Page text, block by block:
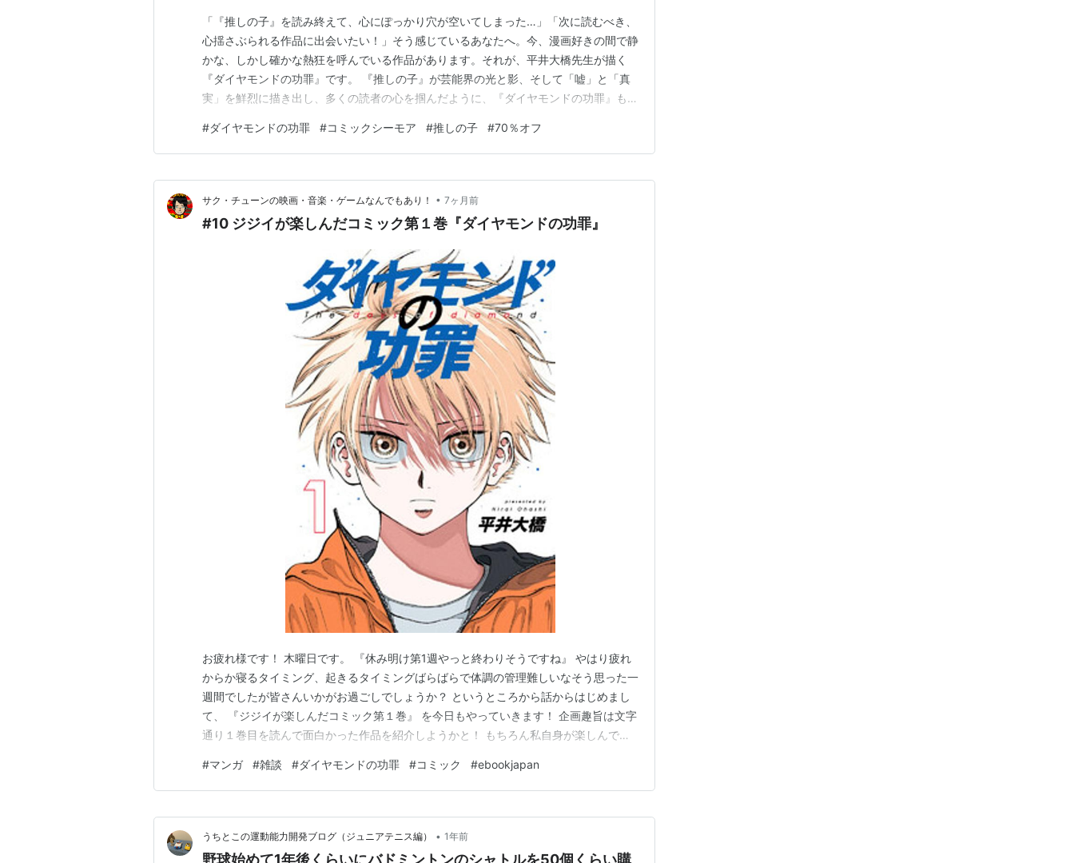
「『推しの子』を読み終えて、心にぽっかり穴が空いてしまった…」「次に読むべき、
心揺さぶられる作品に出会いたい！」そう感じているあなたへ。今、漫画好きの間で静
かな、しかし確かな熱狂を呼んでいる作品があります。それが、平井大橋先生が描く
『ダイヤモンドの功罪』です。 『推しの子』が芸能界の光と影、そして「嘘」と「真
実」を鮮烈に描き出し、多くの読者の心を掴んだように、『ダイヤモンドの功罪』もま
そのテーマは「才能」と「孤独」。一見すると爽やかな野球漫画でありながら、その実
態は、才能を持つがゆえの苦悩と、それによって周囲にもたら…
#ダイヤモンドの功罪 #コミックシーモア #推しの子 #70％オフ
サク・チューンの映画・音楽・ゲームなんでもあり！ • 7ヶ月前
#10 ジジイが楽しんだコミック第１巻『ダイヤモンドの功罪』
お疲れ様です！ 木曜日です。 『休み明け第1週やっと終わりそうですね』 やはり疲れ
からか寝るタイミング、起きるタイミングばらばらで体調の管理難しいなそう思った一
週間でしたが皆さんいかがお過ごしでしょうか？ というところから話からはじめまし
て、 『ジジイが楽しんだコミック第１巻』 を今日もやっていきます！ 企画趣旨は文字
通り１巻目を読んで面白かった作品を紹介しようかと！ もちろん私自身が楽しんでい
書こうと始めた企画です。 私の感想を読んで楽しそうであれば読んでいただければ嬉
しいですし、無料で読めるかもしれないリンクも張…
#マンガ #雑談 #ダイヤモンドの功罪 #コミック #ebookjapan
うちとこの運動能力開発ブログ（ジュニアテニス編） • 1年前
野球始めて1年後くらいにバドミントンのシャトルを50個くらい購